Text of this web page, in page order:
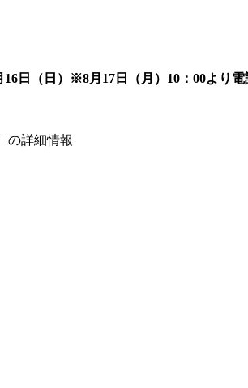
日（日）※8月17日（月）10：00より電
の詳細情報